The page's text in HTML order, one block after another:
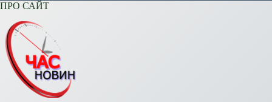
ПРО САЙТ